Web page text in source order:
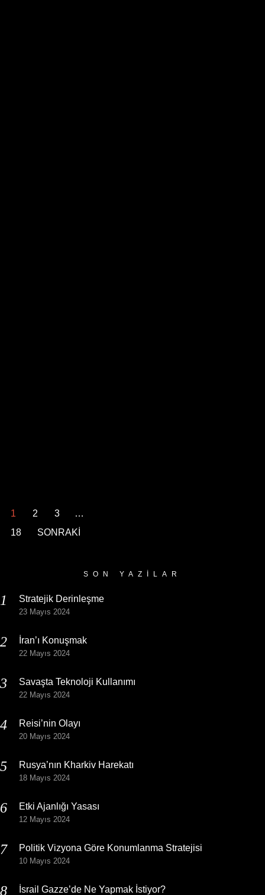
1 2 3
…
18
SONRAKİ
SON YAZILAR
Stratejik Derinleşme
23 Mayıs 2024
İran’ı Konuşmak
22 Mayıs 2024
Savaşta Teknoloji Kullanımı
22 Mayıs 2024
Reisi’nin Olayı
20 Mayıs 2024
Rusya’nın Kharkiv Harekatı
18 Mayıs 2024
Etki Ajanlığı Yasası
12 Mayıs 2024
Politik Vizyona Göre Konumlanma Stratejisi
10 Mayıs 2024
İsrail Gazze’de Ne Yapmak İstiyor?